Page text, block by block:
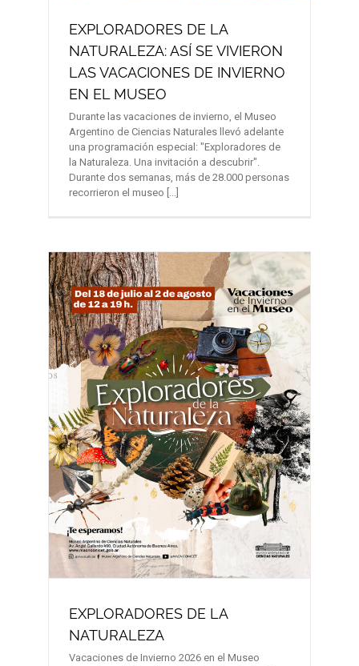
EXPLORADORES DE LA
NATURALEZA: ASÍ SE VIVIERON
LAS VACACIONES DE INVIERNO
EN EL MUSEO
Durante las vacaciones de invierno, el Museo
Argentino de Ciencias Naturales llevó adelante
una programación especial: "Exploradores de
la Naturaleza. Una invitación a descubrir".
Durante dos semanas, más de 28.000 personas
recorrieron el museo [...]
EXPLORADORES DE LA
NATURALEZA
Vacaciones de Invierno 2026 en el Museo